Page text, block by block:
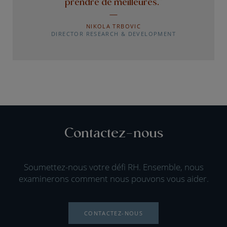
NIKOLA TRBOVIC
DIRECTOR RESEARCH & DEVELOPMENT
Contactez-nous
Soumettez-nous votre défi RH. Ensemble, nous
examinerons comment nous pouvons vous aider.
CONTACTEZ-NOUS